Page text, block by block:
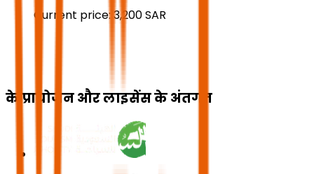
Current price: 3,200SAR
के प्रायोजन और लाइसेंस के अंतर्गत